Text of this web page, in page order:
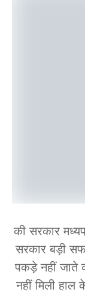
की सरकार
सरकार बड़ी
पकड़े नहीं जाते
नहीं मिली हाल